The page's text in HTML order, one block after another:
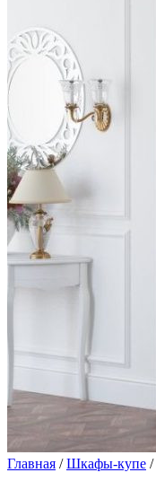
Главная /Шкафы-купе /